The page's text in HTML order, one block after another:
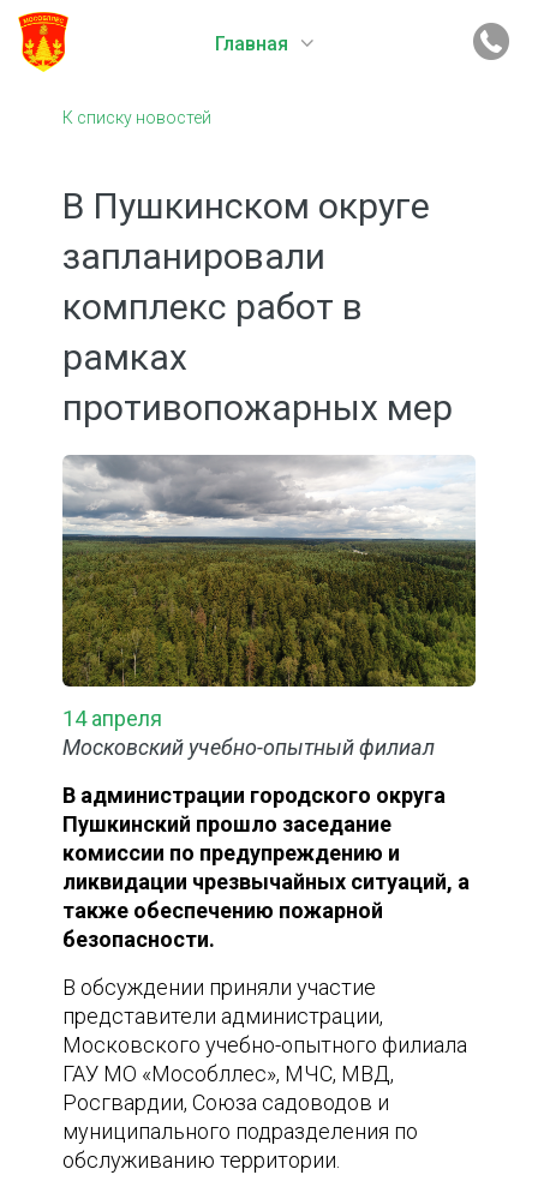
Главная
К списку новостей
В Пушкинском округе
запланировали
комплекс работ в
рамках
противопожарных мер
14 апреля
Московский учебно-опытный филиал
В администрации городского округа
Пушкинский прошло заседание
комиссии по предупреждению и
ликвидации чрезвычайных ситуаций, а
также обеспечению пожарной
безопасности.
В обсуждении приняли участие
представители администрации,
Московского учебно-опытного филиала
ГАУ МО «Мособллес», МЧС, МВД,
Росгвардии, Союза садоводов и
муниципального подразделения по
обслуживанию территории.